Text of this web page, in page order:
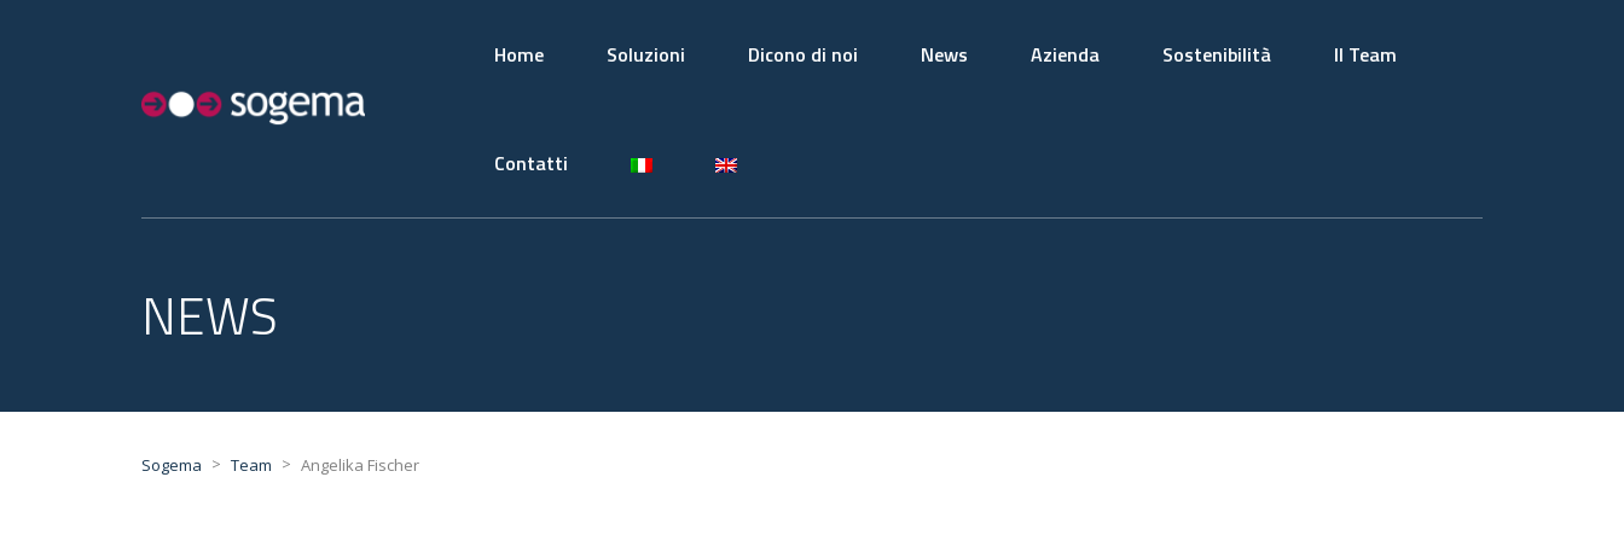
Home Soluzioni Dicono di noi News Azienda Sostenibilità Il Team
Contatti
NEWS
Sogema > Team > Angelika Fischer